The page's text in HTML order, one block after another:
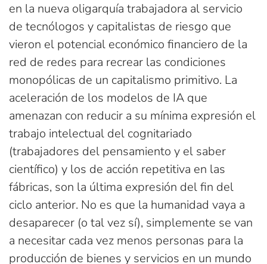
en la nueva oligarquía trabajadora al servicio
de tecnólogos y capitalistas de riesgo que
vieron el potencial económico financiero de la
red de redes para recrear las condiciones
monopólicas de un capitalismo primitivo. La
aceleración de los modelos de IA que
amenazan con reducir a su mínima expresión el
trabajo intelectual del cognitariado
(trabajadores del pensamiento y el saber
científico) y los de acción repetitiva en las
fábricas, son la última expresión del fin del
ciclo anterior. No es que la humanidad vaya a
desaparecer (o tal vez sí), simplemente se van
a necesitar cada vez menos personas para la
producción de bienes y servicios en un mundo